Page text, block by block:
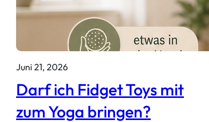
Juni 21, 2026
Darf ich Fidget Toys mit
zum Yoga bringen?